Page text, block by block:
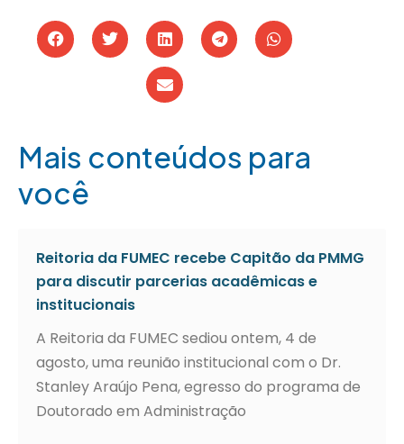
Mais conteúdos para
você
Reitoria da FUMEC recebe Capitão da PMMG
para discutir parcerias acadêmicas e
institucionais
A Reitoria da FUMEC sediou ontem, 4 de
agosto, uma reunião institucional com o Dr.
Stanley Araújo Pena, egresso do programa de
Doutorado em Administração